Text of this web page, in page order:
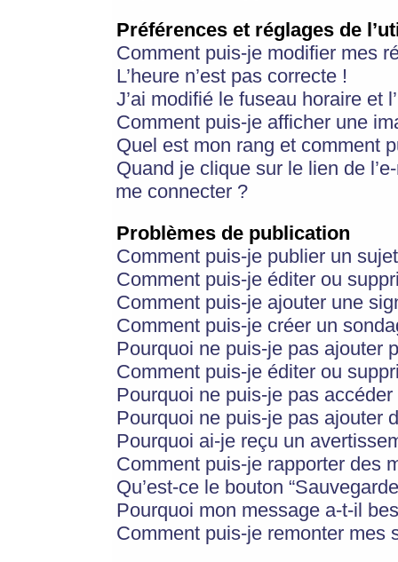
Préférences et réglages de
Comment puis-je modifier mes
L’heure n’est pas correcte !
J’ai modifié le fuseau horaire et
Comment puis-je afficher une
Quel est mon rang et comment
Quand je clique sur le lien de
me connecter ?
Problèmes de publication
Comment puis-je publier un
Comment puis-je éditer ou
Comment puis-je ajouter une
Comment puis-je créer un
Pourquoi ne puis-je pas ajouter
Comment puis-je éditer ou
Pourquoi ne puis-je pas
Pourquoi ne puis-je pas ajouter
Pourquoi ai-je reçu un
Comment puis-je rapporter des
Qu’est-ce le bouton
Pourquoi mon message a-t-il
Comment puis-je remonter mes